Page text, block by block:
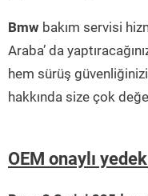
Bmw bakım servisi
Araba’ da
hem sürüş
hakkında size çok
OEM onaylı